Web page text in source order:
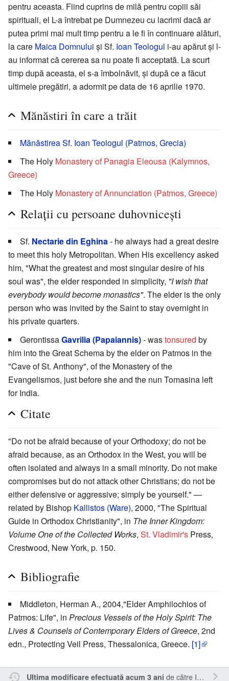
pentru aceasta. Fiind cuprins de milă pentru copiii săi
spirituali, el L-a întrebat pe Dumnezeu cu lacrimi dacă ar
putea primi mai mult timp pentru a le fi în continuare alături,
la care Maica Domnului și Sf. Ioan Teologul i-au apărut și l-
au informat că cererea sa nu poate fi acceptată. La scurt
timp după aceasta, el s-a îmbolnăvit, și după ce a făcut
ultimele pregătiri, a adormit pe data de 16 aprilie 1970.
Mănăstiri în care a trăit
Mănăstirea Sf. Ioan Teologul (Patmos, Grecia)
The Holy Monastery of Panagia Eleousa (Kalymnos,
Greece)
The Holy Monastery of Annunciation (Patmos, Greece)
Relații cu persoane duhovnicești
Sf. Nectarie din Eghina- he always had a great desire
to meet this holy Metropolitan. When His excellency asked
him, "What the greatest and most singular desire of his
soul was", the elder responded in simplicity, "I wish that
everybody would become monastics". The elder is the only
person who was invited by the Saint to stay overnight in
his private quarters.
GerontissaGavrilia (Papaiannis)- wastonsured by
him into the Great Schema by the elder on Patmos in the
"Cave of St. Anthony", of the Monastery of the
Evangelismos, just before she and the nun Tomasina left
for India.
Citate
"Do not be afraid because of your Orthodoxy; do not be
afraid because, as an Orthodox in the West, you will be
often isolated and always in a small minority. Do not make
compromises but do not attack other Christians; do not be
either defensive or aggressive; simply be yourself." —
related by Bishop Kallistos (Ware), 2000, "The Spiritual
Guide in Orthodox Christianity", in The Inner Kingdom:
Volume One of the Collected Works, St. Vladimir's Press,
Crestwood, New York, p. 150.
Bibliografie
Middleton, Herman A., 2004,"Elder Amphilochios of
Patmos: Life", in Precious Vessels of the Holy Spirit: The
Lives & Counsels of Contemporary Elders of Greece, 2nd
edn., Protecting Veil Press, Thessalonica, Greece. [1]
Ultima modificare efectuată acum 3 ani de către Inistea .